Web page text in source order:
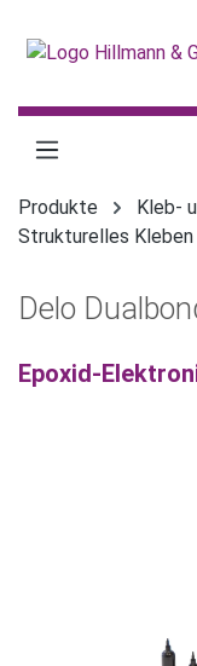
Produkte
Kleb-
Strukturelles Kleben
Delo
Epoxid-